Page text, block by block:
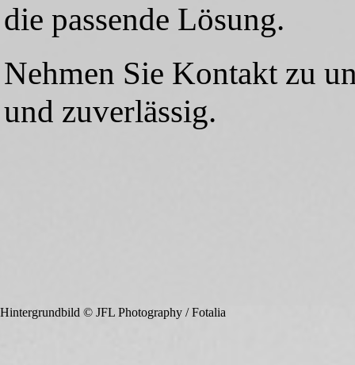
die passende Lösung.
Nehmen Sie Kontakt zu
und zuverlässig.
Hintergrundbild © JFL Photography / Fotalia